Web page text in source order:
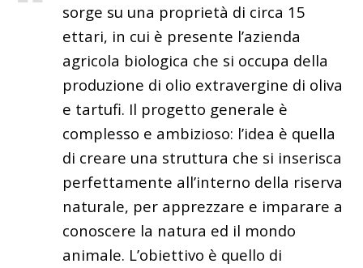
sorge su una proprietà di circa 15
ettari, in cui è presente l’azienda
agricola biologica che si occupa della
produzione di olio extravergine di oliva
e tartufi. Il progetto generale è
complesso e ambizioso: l’idea è quella
di creare una struttura che si inserisca
perfettamente all’interno della riserva
naturale, per apprezzare e imparare a
conoscere la natura ed il mondo
animale. L’obiettivo è quello di